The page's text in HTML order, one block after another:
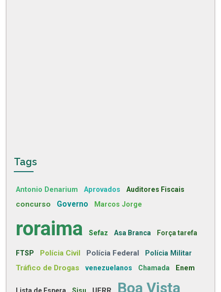
Tags
Antonio Denarium Aprovados Auditores Fiscais
concurso Governo Marcos Jorge
roraima Sefaz Asa Branca Força tarefa
FTSP Polícia Civil Polícia Federal Polícia Militar
Tráfico de Drogas venezuelanos Chamada Enem
Boa Vista